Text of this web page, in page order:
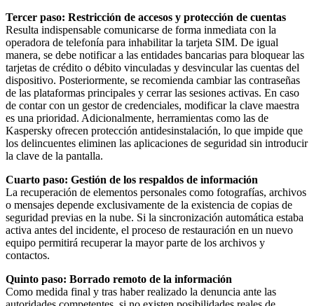
Tercer paso: Restricción de accesos y protección de cuentas
Resulta indispensable comunicarse de forma inmediata con la
operadora de telefonía para inhabilitar la tarjeta SIM. De igual
manera, se debe notificar a las entidades bancarias para bloquear las
tarjetas de crédito o débito vinculadas y desvincular las cuentas del
dispositivo. Posteriormente, se recomienda cambiar las contraseñas
de las plataformas principales y cerrar las sesiones activas. En caso
de contar con un gestor de credenciales, modificar la clave maestra
es una prioridad. Adicionalmente, herramientas como las de
Kaspersky ofrecen protección antidesinstalación, lo que impide que
los delincuentes eliminen las aplicaciones de seguridad sin introducir
la clave de la pantalla.
Cuarto paso: Gestión de los respaldos de información
La recuperación de elementos personales como fotografías, archivos
o mensajes depende exclusivamente de la existencia de copias de
seguridad previas en la nube. Si la sincronización automática estaba
activa antes del incidente, el proceso de restauración en un nuevo
equipo permitirá recuperar la mayor parte de los archivos y
contactos.
Quinto paso: Borrado remoto de la información
Como medida final y tras haber realizado la denuncia ante las